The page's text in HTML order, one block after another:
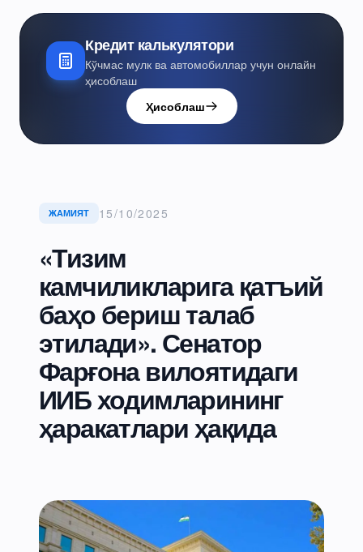
Кредит калькулятори
Кўчмас мулк ва автомобиллар учун онлайн
ҳисоблаш
Ҳисоблаш
ЖАМИЯТ 15/10/2025
«Тизим
камчиликларига қатъий
баҳо бериш талаб
этилади». Сенатор
Фарғона вилоятидаги
ИИБ ходимларининг
ҳаракатлари ҳақида